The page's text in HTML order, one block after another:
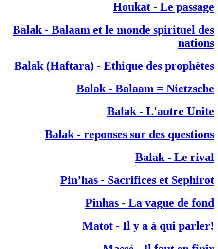
Houkat - Le passage
Balak - Balaam et le monde spirituel des
nations
Balak (Haftara) - Ethique des prophètes
Balak - Balaam = Nietzsche
Balak - L'autre Unite
Balak - reponses sur des questions
Balak - Le rival
Pin’has - Sacrifices et Sephirot
Pinhas - La vague de fond
!Matot - Il y a à qui parler